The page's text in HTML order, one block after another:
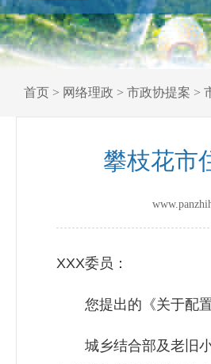
首页 > 网络理政 > 市政协提案 >
攀枝花市
XXX委员：
您提出的《关于配置
城乡结合部及老旧小